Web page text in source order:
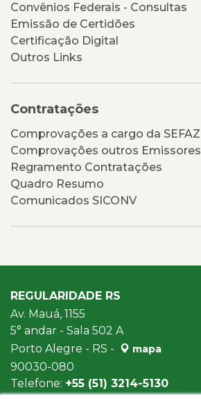
Convênios Federais - Consultas
Emissão de Certidões
Certificação Digital
Outros Links
Contratações
Comprovações a cargo da SEFAZ
Comprovações outros Emissores
Regramento Contratações
Quadro Resumo
Comunicados SICONV
REGULARIDADE RS
Av. Mauá, 1155
5° andar - Sala 502 A
Porto Alegre - RS -
mapa
90030-080
Telefone: +55 (51) 3214-5130